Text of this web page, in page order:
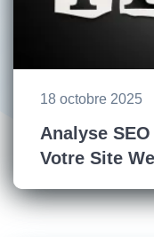
18 octobre 2025
Analyse
Votre Site